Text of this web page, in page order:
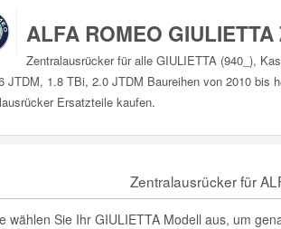
ALFA ROMEO
Zentralausrücker für alle GIULIETTA (940_),
JTDM, 1.8 TBi, 2.0 JTDM Baureihen von 2010 bis
Ersatzteile kaufen.
Zentralausrücker für
wählen Sie Ihr GIULIETTA Modell aus, um